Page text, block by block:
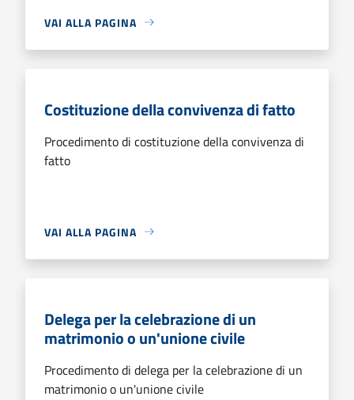
VAI ALLA PAGINA
Costituzione della convivenza di fatto
Procedimento di costituzione della convivenza di
fatto
VAI ALLA PAGINA
Delega per la celebrazione di un
matrimonio o un'unione civile
Procedimento di delega per la celebrazione di un
matrimonio o un'unione civile